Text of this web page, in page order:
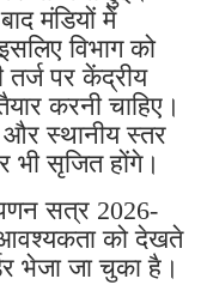
मंडियों में
विभाग को
पर केंद्रीय
करनी चाहिए।
और स्थानीय स्तर
सृजित होंगे।
सत्र 2026-
को देखते
भेजा जा चुका है।